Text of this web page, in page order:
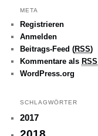
META
Registrieren
Anmelden
Beitrags-Feed (RSS)
Kommentare als RSS
WordPress.org
SCHLAGWÖRTER
2017